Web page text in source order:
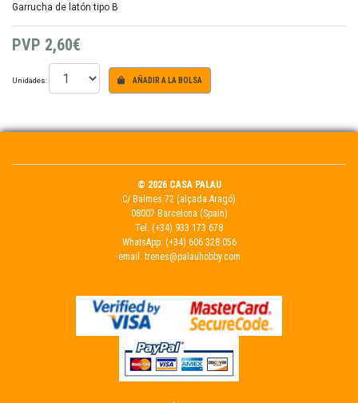
Garrucha de latón tipo B
PVP 2,60€
Unidades: AÑADIR A LA BOLSA
© 2026 CASA PALAU
C/ Balmes 72 (alçada Aragó)
08007 Barcelona (Spain)
Tel. (+34) 933 173 678
WhatsApp: (+34) 606 328 056
email: trenes@palauhobby.com